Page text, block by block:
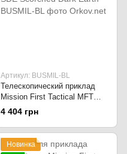
Артикул: BUSMIL-BL
Телескопический приклад
Mission First Tactical MFT
Battlelink Utility Mil Spec для
AR BUSMIL-SDE Scorched
Dark Earth
4 404 грн
Новинка